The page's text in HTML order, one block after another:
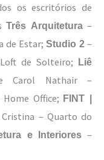
os escritórios de
Três Arquitetura–
de Estar; Studio 2–
de Solteiro;
Liê
Carol Nathair –
Home Office; FINT |
– Quarto do
e Interiores –